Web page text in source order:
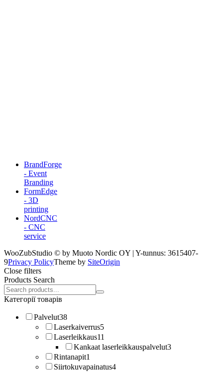
BrandForge
- Event
Branding
FormEdge
- 3D
printing
NordCNC
- CNC
service
WooZubStudio © by Muoto Nordic OY | Y-tunnus: 3615407-
9Privacy PolicyTheme by SiteOrigin
Close filters
Products Search
Search
products:
Категорії товарів
Palvelut38
Laserkaiverrus5
Laserleikkaus11
Kankaat laserleikkauspalvelut3
Rintanapit1
Siirtokuvapainatus4